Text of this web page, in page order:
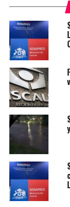
la Región de
los pacientes de
Acevedo,
La neuróloga
para la
una farmacia
área de la
también de
nosotros
precios muy
La nueva sede
Valdivia se suma
institución a lo
ofrecerá el
entregar apoyo